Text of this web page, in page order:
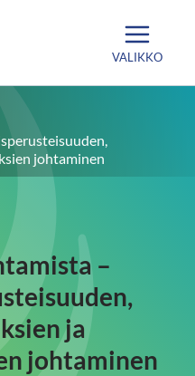
VALIKKO
johtaminen
–
ja
johtaminen